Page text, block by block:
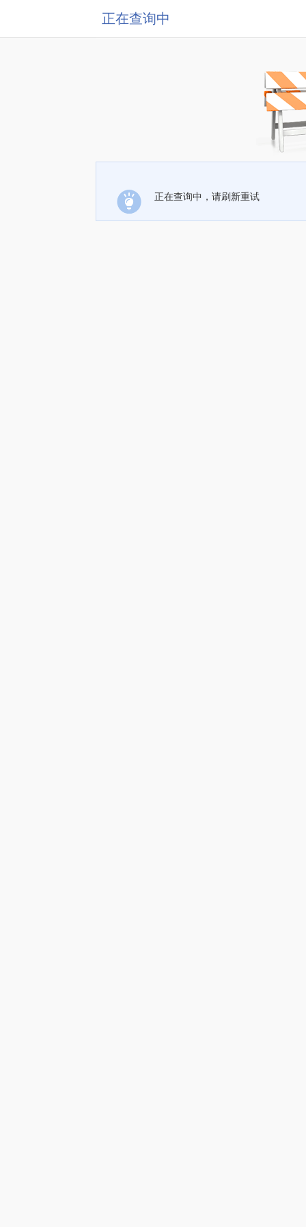
正在查询中
正在查询中，请刷新重试